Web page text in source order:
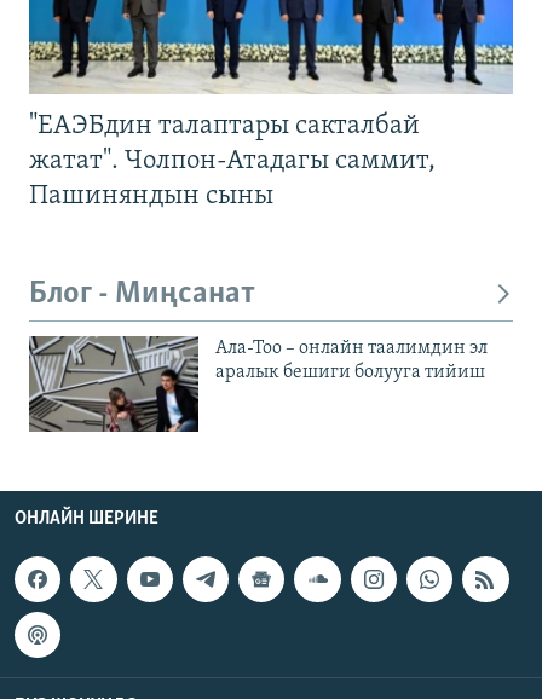
"ЕАЭБдин талаптары сакталбай
жатат". Чолпон-Атадагы саммит,
Пашиняндын сыны
Блог - Миңсанат
Ала-Тоо – онлайн таалимдин эл
аралык бешиги болууга тийиш
ОНЛАЙН ШЕРИНЕ